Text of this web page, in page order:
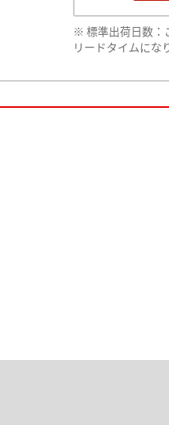
※ 標準出荷日数：
リードタイムにな